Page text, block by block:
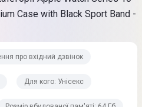
Case with Black Sport Band -
про вхідний дзвінок
Для кого: Унісекс